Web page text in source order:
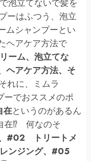
泡立てないで髪を
ーはふつう、泡立
ムシャンプーとい
ヘアケア方法で
ーム、泡立てな
ヘアケア方法、そ
れに、ミムラ
ーでおススメのポ
在というのがあるん
在⁉ 何なのそ
#02 トリートメ
ンジング、#05